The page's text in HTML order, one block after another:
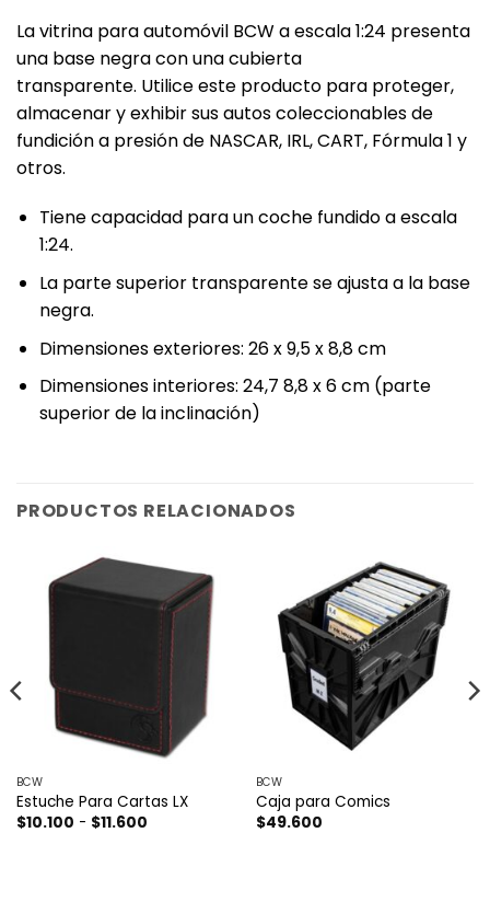
La vitrina para automóvil BCW a escala 1:24 presenta
una base negra con una cubierta
transparente. Utilice este producto para proteger,
almacenar y exhibir sus autos coleccionables de
fundición a presión de NASCAR, IRL, CART, Fórmula 1 y
otros.
Tiene capacidad para un coche fundido a escala
1:24.
La parte superior transparente se ajusta a la base
negra.
Dimensiones exteriores: 26 x 9,5 x 8,8 cm
Dimensiones interiores: 24,7 8,8 x 6 cm (parte
superior de la inclinación)
PRODUCTOS RELACIONADOS
BCW
Estuche Para Cartas LX
$10.100 - $11.600Rango
BCW
Caja para Comics
$49.600